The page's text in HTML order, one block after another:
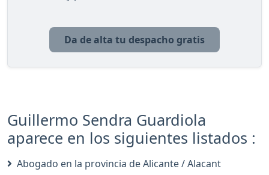
Da de alta tu despacho gratis
Guillermo Sendra Guardiola
aparece en los siguientes listados :
Abogado en la provincia de Alicante / Alacant